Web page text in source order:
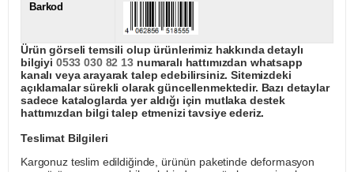
Barkod
Ürün görseli temsili olup ürünlerimiz hakkında detaylı
bilgiyi 0533 030 82 13numaralı hattımızdan whatsapp
kanalı veya arayarak talep edebilirsiniz. Sitemizdeki
açıklamalar sürekli olarak güncellenmektedir. Bazı detaylar
sadece kataloglarda yer aldığı için mutlaka destek
hattımızdan bilgi talep etmenizi tavsiye ederiz.
Teslimat Bilgileri
Kargonuz teslim edildiğinde, ürünün paketinde deformasyon